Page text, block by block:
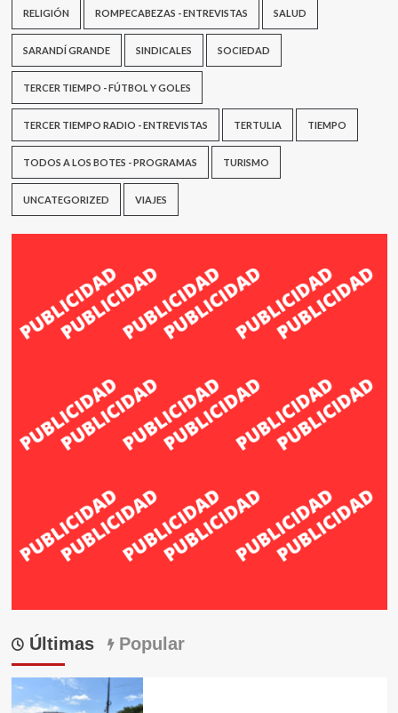
RELIGIÓN ROMPECABEZAS - ENTREVISTAS SALUD
SARANDÍ GRANDE SINDICALES SOCIEDAD
TERCER TIEMPO - FÚTBOL Y GOLES
TERCER TIEMPO RADIO - ENTREVISTAS TERTULIA TIEMPO
TODOS A LOS BOTES - PROGRAMAS TURISMO
UNCATEGORIZED VIAJES
Últimas Popular